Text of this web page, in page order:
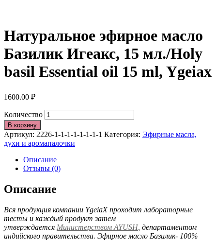
Натуральное эфирное масло
Базилик Игеакс, 15 мл./Holy
basil Essential oil 15 ml, Ygeiax
1600.00 ₽
Количество
В корзину
Артикул: 2226-1-1-1-1-1-1-1-1 Категория: Эфирные масла,
духи и аромапалочки
Описание
Отзывы (0)
Описание
Вся продукция компании YgeiaX проходит лабораторные
тесты и каждый продукт затем
утверждается Министерством AYUSH , департаментом
индийского правительства. Эфирное масло Базилик- 100%